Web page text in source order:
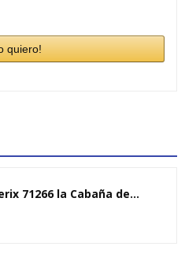
quiero!
71266 la Cabaña de...